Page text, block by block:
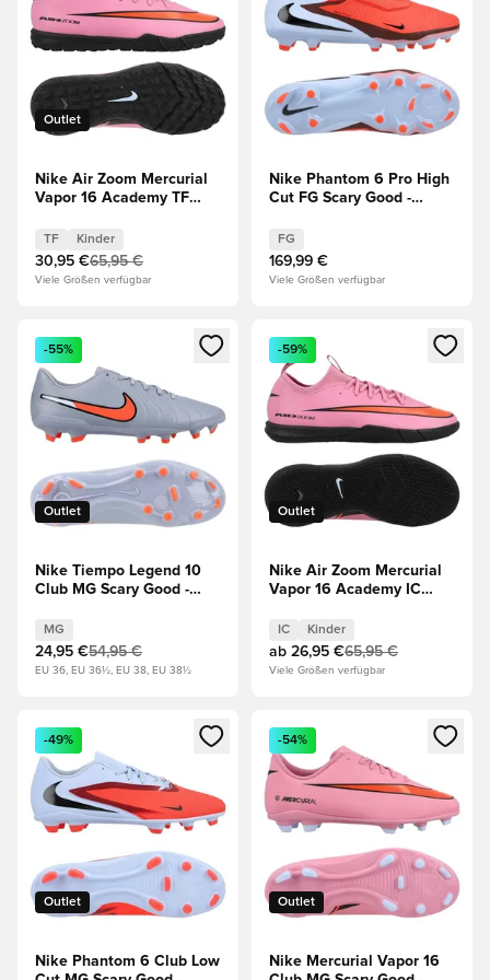
Outlet
Nike Air Zoom Mercurial
Vapor 16 Academy TF
Flamingo/Schwarz/Total
Crimson Kinder
TF Kinder
30,95 €65,95 €
Viele Größen verfügbar
Nike Phantom 6 Pro High
Cut FG Scary Good -
FG
169,99 €
Viele Größen verfügbar
Öffnet ein neues Fenster zum Anmelden oder Registrieren
Outlet
-55%
Nike Tiempo Legend 10
Club MG Scary Good -
MG
24,95 €54,95 €
EU 36, EU 36½, EU 38, EU 38½
Öffnet ein neues Fenster
Outlet
-59%
Nike Air Zoom Mercurial
Vapor 16 Academy IC
Flamingo/Schwarz/Total
Crimson Kinder
IC Kinder
ab 26,95 €65,95 €
Viele Größen verfügbar
Öffnet ein neues Fenster zum Anmelden oder Registrieren
Outlet
-49%
Nike Phantom 6 Club Low
Öffnet ein neues Fenster
Outlet
-54%
Nike Mercurial Vapor 16